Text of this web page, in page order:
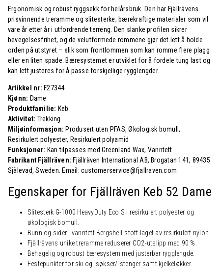
Ergonomisk og robust ryggsekk for helårsbruk. Den har Fjällrävens
prisvinnende treramme og slitesterke, bærekraftige materialer som vil
vare år etter år i utfordrende terreng. Den slanke profilen sikrer
bevegelsesfrihet, og de velutformede rommene gjør det lett å holde
orden på utstyret – slik som frontlommen som kan romme flere plagg
eller en liten spade. Bæresystemet er utviklet for å fordele tung last og
kan lett justeres for å passe forskjellige rygglengder.
Artikkel nr: F27344
Kjønn: Dame
Produktfamilie: Keb
Aktivitet: Trekking
Miljøinformasjon: Produsert uten PFAS, Økologisk bomull,
Resirkulert polyester, Resirkulert polyamid
Funksjoner: Kan tilpasses med Greenland Wax, Vanntett
Fabrikant Fjällräven: Fjällräven International AB, Brogatan 141, 89435
Själevad, Sweden. Email: customerservice@fjallraven.com
Egenskaper for Fjällräven Keb 52 Dame
Slitesterk G-1000 HeavyDuty Eco S i resirkulert polyester og
økologisk bomull.
Bunn og sider i vanntett Bergshell-stoff laget av resirkulert nylon.
Fjällrävens unike treramme reduserer CO2-utslipp med 90 %.
Behagelig og robust bæresystem med justerbar rygglengde.
Festepunkter for ski og isøkser/-stenger samt kjelkeløkker.